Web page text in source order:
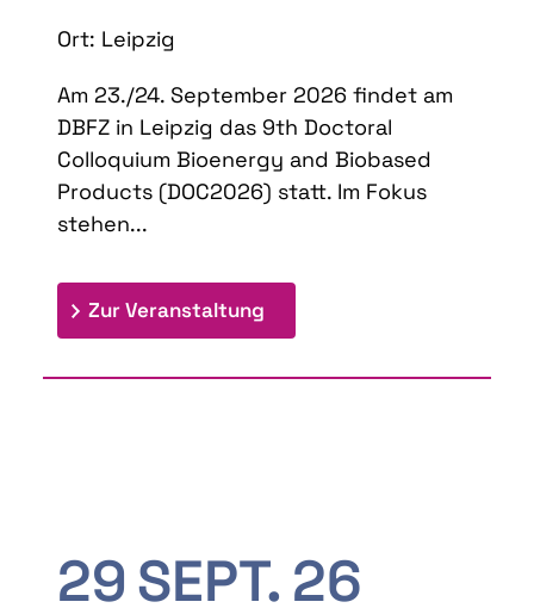
Ort: Leipzig
Am 23./24. September 2026 findet am
DBFZ in Leipzig das 9th Doctoral
Colloquium Bioenergy and Biobased
Products (DOC2026) statt. Im Fokus
stehen...
Zur Veranstaltung
29SEPT. 26